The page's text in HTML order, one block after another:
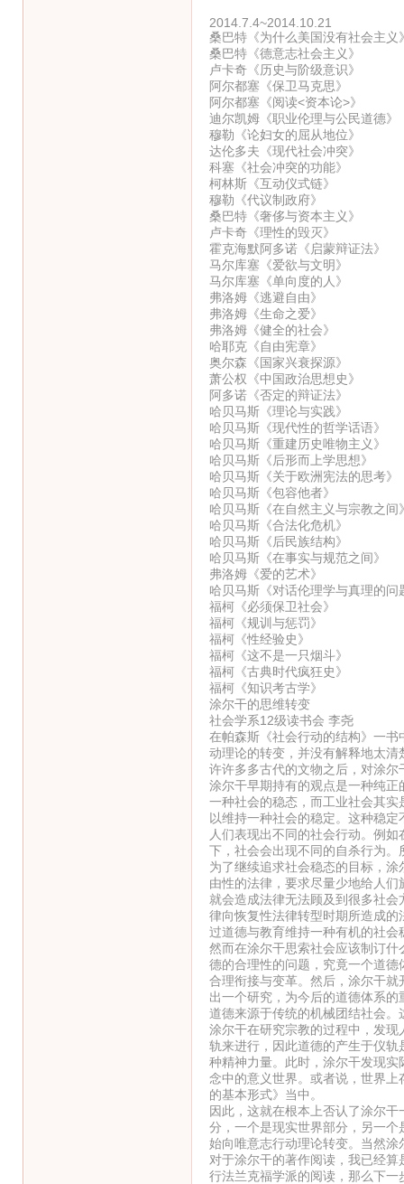
2014.7.4~2014.10.21
桑巴特《为什么美国没有社会主义
桑巴特《德意志社会主义》
卢卡奇《历史与阶级意识》
阿尔都塞《保卫马克思》
阿尔都塞《阅读<资本论>》
迪尔凯姆《职业伦理与公民道德》
穆勒《论妇女的屈从地位》
达伦多夫《现代社会冲突》
科塞《社会冲突的功能》
柯林斯《互动仪式链》
穆勒《代议制政府》
桑巴特《奢侈与资本主义》
卢卡奇《理性的毁灭》
霍克海默阿多诺《启蒙辩证法》
马尔库塞《爱欲与文明》
马尔库塞《单向度的人》
弗洛姆《逃避自由》
弗洛姆《生命之爱》
弗洛姆《健全的社会》
哈耶克《自由宪章》
奥尔森《国家兴衰探源》
萧公权《中国政治思想史》
阿多诺《否定的辩证法》
哈贝马斯《理论与实践》
哈贝马斯《现代性的哲学话语》
哈贝马斯《重建历史唯物主义》
哈贝马斯《后形而上学思想》
哈贝马斯《关于欧洲宪法的思考》
哈贝马斯《包容他者》
哈贝马斯《在自然主义与宗教之间
哈贝马斯《合法化危机》
哈贝马斯《后民族结构》
哈贝马斯《在事实与规范之间》
弗洛姆《爱的艺术》
哈贝马斯《对话伦理学与真理的问
福柯《必须保卫社会》
福柯《规训与惩罚》
福柯《性经验史》
福柯《这不是一只烟斗》
福柯《古典时代疯狂史》
福柯《知识考古学》
涂尔干的思维转变
社会学系12级读书会 李尧
在帕森斯《社会行动的结构》一
动理论的转变，并没有解释地太
许许多多古代的文物之后，对涂
涂尔干早期持有的观点是一种纯
一种社会的稳态，而工业社会其
以维持一种社会的稳定。这种稳
人们表现出不同的社会行动。例
下，社会会出现不同的自杀行为
为了继续追求社会稳态的目标，
由性的法律，要求尽量少地给人
就会造成法律无法顾及到很多社
律向恢复性法律转型时期所造成
过道德与教育维持一种有机的社会
然而在涂尔干思索社会应该制订
德的合理性的问题，究竟一个道
合理衔接与变革。然后，涂尔干
出一个研究，为今后的道德体系的
道德来源于传统的机械团结社会
涂尔干在研究宗教的过程中，发
轨来进行，因此道德的产生于仪
种精神力量。此时，涂尔干发现
念中的意义世界。或者说，世界
的基本形式》当中。
因此，这就在根本上否认了涂尔
分，一个是现实世界部分，另一
始向唯意志行动理论转变。当然
对于涂尔干的著作阅读，我已经
行法兰克福学派的阅读，那么下